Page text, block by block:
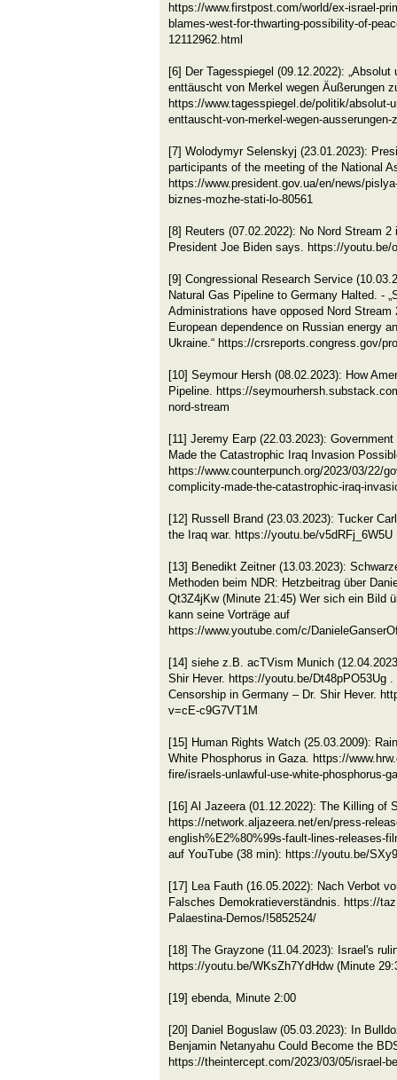
https://www.firstpost.com/world/ex-israel-
blames-west-for-thwarting-possibility-of-
12112962.html
[6] Der Tagesspiegel (09.12.2022):
enttäuscht von Merkel wegen Äußerungen
https://www.tagesspiegel.de/politik/absolut-
enttauscht-von-merkel-wegen-ausserungen-
[7] Wolodymyr Selenskyj (23.01.2023):
participants of the meeting of the National
https://www.president.gov.ua/en/news/
biznes-mozhe-stati-lo-80561
[8] Reuters (07.02.2022): No Nord Stream
President Joe Biden says. https://youtu.be/
[9] Congressional Research Service
Natural Gas Pipeline to Germany Halted. -
Administrations have opposed Nord
European dependence on Russian energy
Ukraine.“ https://crsreports.congress.gov/
[10] Seymour Hersh (08.02.2023): How
Pipeline. https://
nord-stream
[11] Jeremy Earp (22.03.2023):
Made the Catastrophic Iraq Invasion
https://www.counterpunch.org/2023/03/22/
complicity-made-the-catastrophic-iraq-
[12] Russell Brand (23.03.2023): Tucker
the Iraq war. https://youtu.be/v5dRFj_6W5U
[13] Benedikt Zeitner (13.03.2023):
Methoden beim NDR: Hetzbeitrag über
Qt3Z4jKw (Minute 21:45) Wer sich ein Bild
kann seine Vorträge auf
https://www.youtube.com/c/
[14] siehe z.B. acTVism Munich
Shir Hever. https://youtu.be/Dt48pPO53Ug
Censorship in Germany – Dr. Shir Hever.
v=cE-c9G7VT1M
[15] Human Rights Watch (25.03.2009):
White Phosphorus in Gaza. https://
fire/israels-unlawful-use-white-phosphorus-
[16] Al Jazeera (01.12.2022): The Killing of
https://network.aljazeera.net/en/press-
english%E2%80%99s-fault-lines-releases-
auf YouTube (38 min): https://youtu.be/
[17] Lea Fauth (16.05.2022): Nach Verbot
Falsches Demokratieverständnis. https://
Palaestina-Demos/!5852524/
[18] The Grayzone (11.04.2023): Israel's
https://youtu.be/WKsZh7YdHdw (Minute
[19] ebenda, Minute 2:00
[20] Daniel Boguslaw (05.03.2023): In
Benjamin Netanyahu Could Become the
https://theintercept.com/2023/03/05/israel-